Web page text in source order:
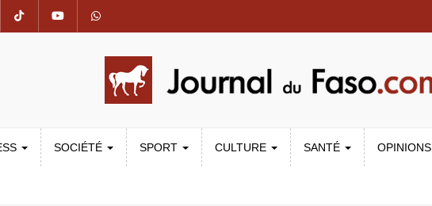
SOCIÉTÉ SPORT CULTURE SANTÉ OPINIONS